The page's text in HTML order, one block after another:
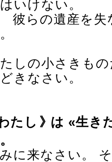
いけない。
彼らの遺産を失
しの小さきも
きなさい。
たし 》は «生き
に来なさい。